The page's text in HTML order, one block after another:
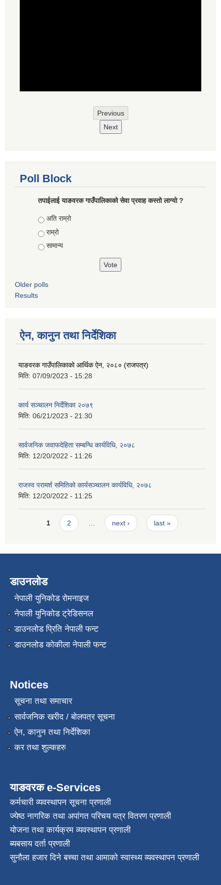
Previous
Next
Poll Block
तपाईलाई याङवरक गाउँपालिकाको सेवा प्रवाह कस्तो लाग्यो ?
Choices
अति राम्रो
राम्रो
सामान्य
Older polls
Results
ऐन, कानुन तथा निर्देशिका
याङवरक गाउँपालिकाको आर्थिक ऐन, २०८० (राजपत्र)
मिति: 07/09/2023 - 15:28
कार्य सञ्चालन निर्देशिका २०७९
मिति: 06/21/2023 - 21:30
सार्वजनिक जवाफदेहिता सम्बन्धि कार्यविधि, २०७८
मिति: 12/20/2022 - 11:26
राजस्व परामर्श समितिको कार्यसञ्चालन कार्यविधि, २०७८
मिति: 12/20/2022 - 11:25
Pages
1 2 next › last »
डाउनलोड
नेपाली युनिकोड रोमनाइज
नेपाली युनिकोड ट्रेडिसनल
डाउनलोड प्रिति नेपाली फन्ट
डाउनलोड कोकीला नेपाली फन्ट
Notices
सूचना तथा समाचार
सार्वजनिक खरीद / बोलपत्र सूचना
ऐन, कानुन तथा निर्देशिका
कर तथा शुल्कहरु
याङवरक e-Services
कर्मचारी व्यवस्थापन सूचना प्रणाली
ज्येष्ठ नागरिक तथा अपांगत परिचय पत्र वितरण प्रणाली
योजना तथा कार्यक्रम व्यवस्थापन प्रणाली
ब्यबसाय दर्ता प्रणाली
सुनौला हजार दिने बच्चा तथा आमाको स्वास्थ्य व्यवस्थापन प्रणाली